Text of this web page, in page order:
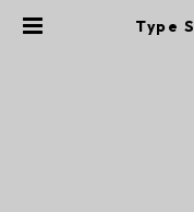
Type